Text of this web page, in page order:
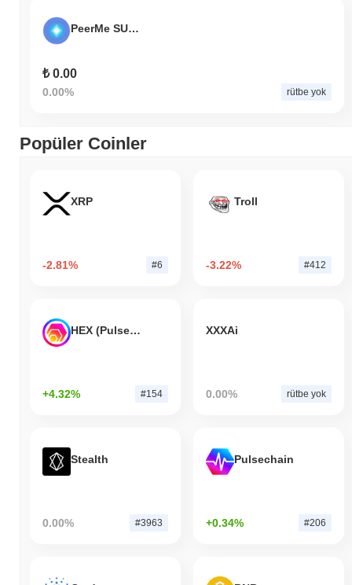
PeerMe SUPER
₺ 0.00
0.00% rütbe yok
Popüler Coinler
XRP
-2.81% #6
Troll
-3.22% #412
HEX (Pulsechain)
+4.32% #154
XXXAi
0.00% rütbe yok
Stealth
0.00% #3963
Pulsechain
+0.34% #206